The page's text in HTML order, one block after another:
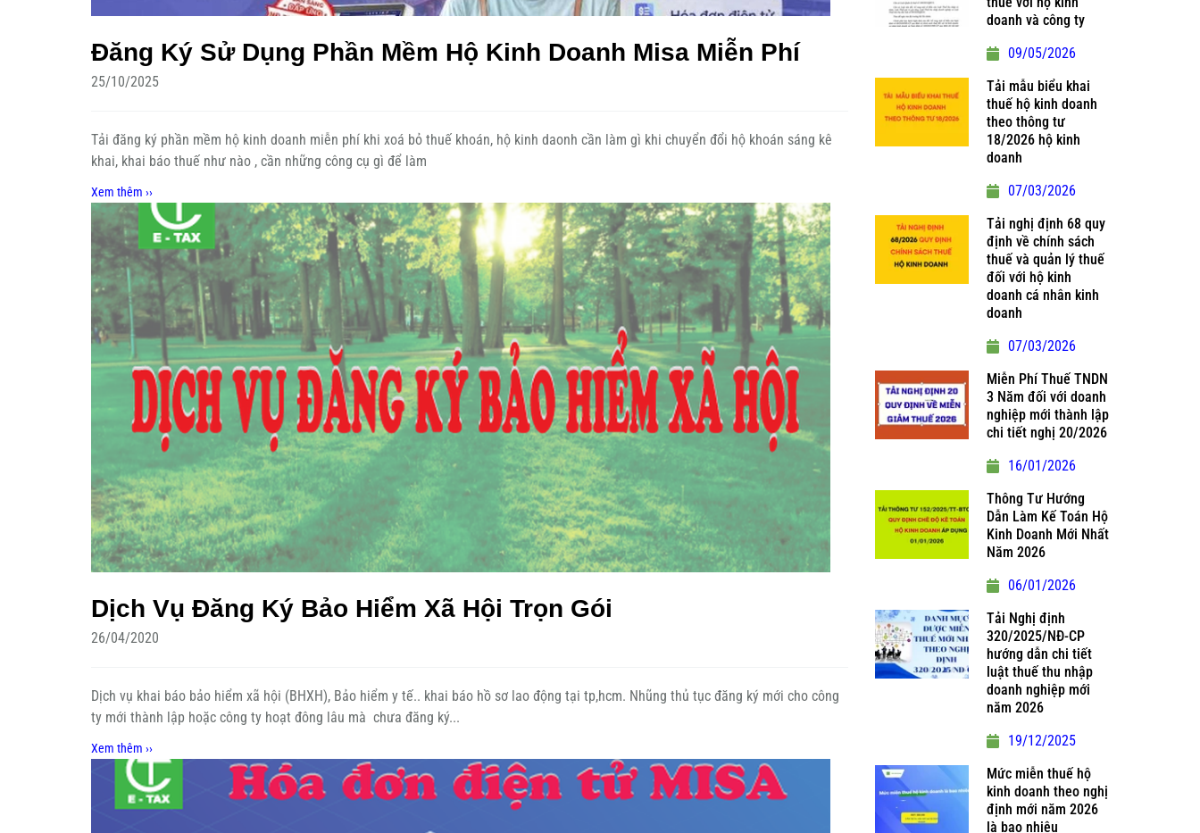
Đăng Ký Sử Dụng Phần Mềm Hộ Kinh Doanh Misa Miễn Phí
25/10/2025
Tải đăng ký phần mềm hộ kinh doanh miễn phí khi xoá bỏ thuế khoán, hộ kinh daonh cần làm gì khi chuyển đổi hộ khoán sáng kê
khai, khai báo thuế như nào , cần những công cụ gì để làm
Xem thêm ››
Dịch Vụ Đăng Ký Bảo Hiểm Xã Hội Trọn Gói
26/04/2020
Dịch vụ khai báo bảo hiểm xã hội (BHXH), Bảo hiểm y tế.. khai báo hồ sơ lao động tại tp,hcm. Nhũng thủ tục đăng ký mới cho công
ty mới thành lập hoặc công ty hoạt đông lâu mà chưa đăng ký...
Xem thêm ››
doanh và công ty
09/05/2026
Tải mẫu biểu khai
thuế hộ kinh doanh
theo thông tư
18/2026 hộ kinh
doanh
07/03/2026
Tải nghị định 68 quy
định về chính sách
thuế và quản lý thuế
đối với hộ kinh
doanh cá nhân kinh
doanh
07/03/2026
Miễn Phí Thuế TNDN
3 Năm đối với doanh
nghiệp mới thành lập
chi tiết nghị 20/2026
16/01/2026
Thông Tư Hướng
Dẫn Làm Kế Toán Hộ
Kinh Doanh Mới Nhất
Năm 2026
06/01/2026
Tải Nghị định
320/2025/NĐ-CP
hướng dẫn chi tiết
luật thuế thu nhập
doanh nghiệp mới
năm 2026
19/12/2025
Mức miễn thuế hộ
kinh doanh theo nghị
định mới năm 2026
là bao nhiêu